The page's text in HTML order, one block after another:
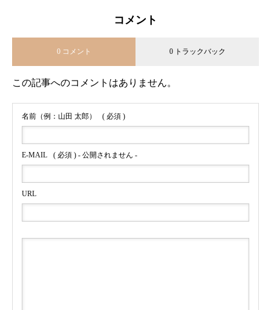
コメント
0 コメント 0 トラックバック
この記事へのコメントはありません。
名前（例：山田 太郎） ( 必須 )
E-MAIL ( 必須 ) - 公開されません -
URL